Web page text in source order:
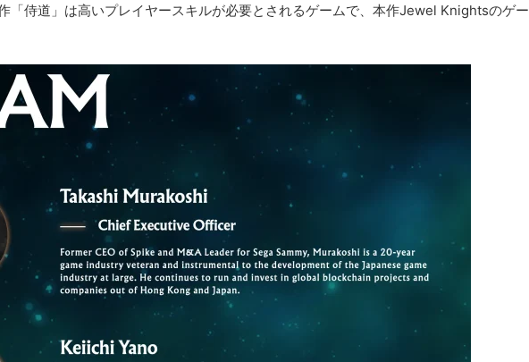
「侍道」は高いプレイヤースキルが必要とされるゲームで、本作Jewel Knightsのゲー